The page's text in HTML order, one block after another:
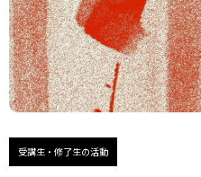
受講生・修了生の活動